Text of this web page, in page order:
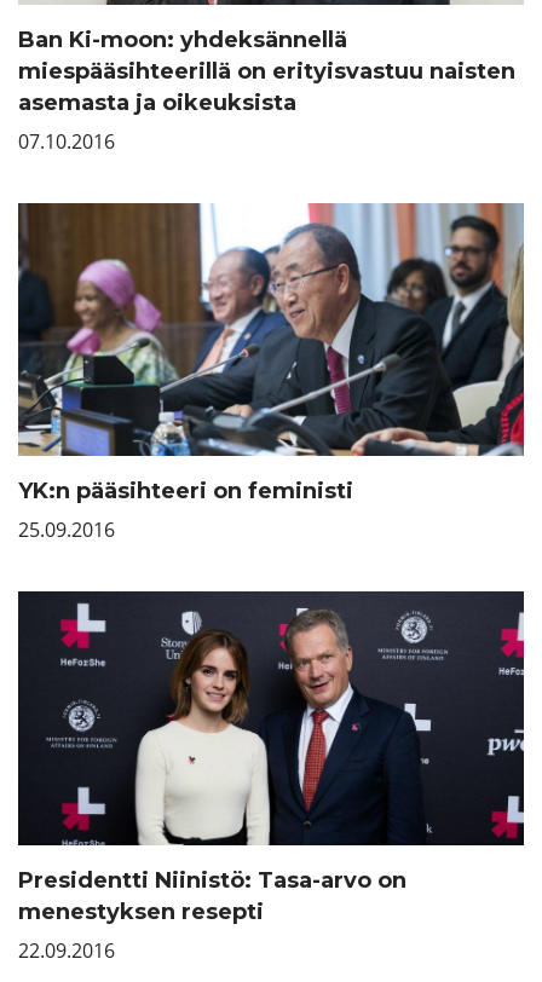
Ban Ki-moon: yhdeksännellä
miespääsihteerillä on erityisvastuu naisten
asemasta ja oikeuksista
07.10.2016
YK:n pääsihteeri on feministi
25.09.2016
Presidentti Niinistö: Tasa-arvo on
menestyksen resepti
22.09.2016